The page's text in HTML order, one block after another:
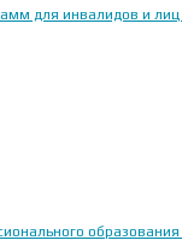
для инвалидов и